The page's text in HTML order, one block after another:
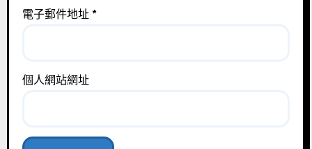
電子郵件地址 *
個人網站網址